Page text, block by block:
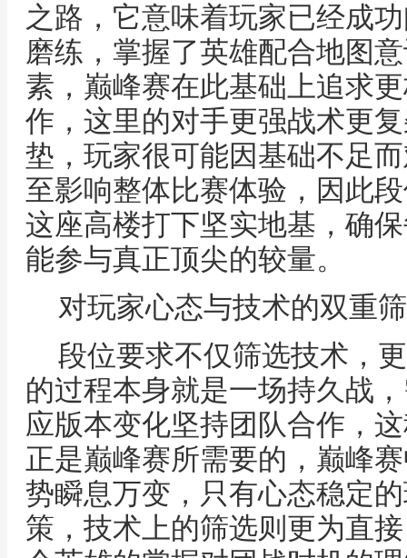
之路，它意味着玩家已经成
磨练，掌握了英雄配合地图
素，巅峰赛在此基础上追求
作，这里的对手更强战术更
垫，玩家很可能因基础不足
至影响整体比赛体验，因此
这座高楼打下坚实地基，确
能参与真正顶尖的较量。
对玩家心态与技术的双重
段位要求不仅筛选技术，
的过程本身就是一场持久战
应版本变化坚持团队合作，
正是巅峰赛所需要的，巅峰
势瞬息万变，只有心态稳定
策，技术上的筛选则更为直